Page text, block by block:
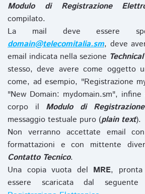
Modulo di Registrazione
compilato.
La mail deve essere
domain@telecomitalia.sm, deve
email indicata nella sezione
stesso, deve avere come oggetto
come, ad esempio, "Registrazione
"New Domain: mydomain.sm",
corpo il Modulo di
messaggio testuale puro (plain text).
Non verranno accettate email
formattazioni e con mittente
Contatto Tecnico.
Una copia vuota del MRE,
essere scaricata dal